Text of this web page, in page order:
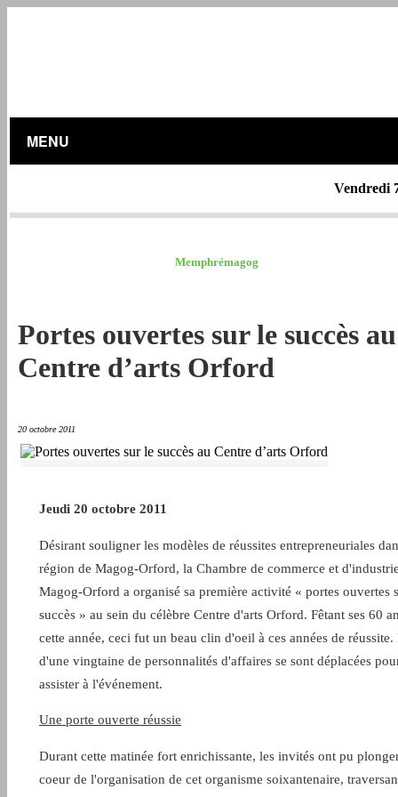
MENU
Vendredi
Memphrémagog
Portes ouvertes sur le succès au
Centre d’arts Orford
20 octobre 2011
Jeudi 20 octobre 2011
Désirant souligner les modèles de réussites entrepreneuriales
région de Magog-Orford, la Chambre de commerce et
Magog-Orford a organisé sa première activité « portes ouvertes
succès » au sein du célèbre Centre d'arts Orford. Fêtant ses 60
cette année, ceci fut un beau clin d'oeil à ces années de réussite.
d'une vingtaine de personnalités d'affaires se sont déplacées
assister à l'événement.
Une porte ouverte réussie
Durant cette matinée fort enrichissante, les invités ont pu
coeur de l'organisation de cet organisme soixantenaire,